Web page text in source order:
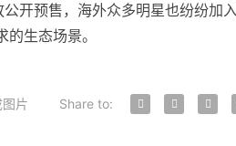
开预售，海外众多明星也纷纷加
生态场景。
片 Share to: